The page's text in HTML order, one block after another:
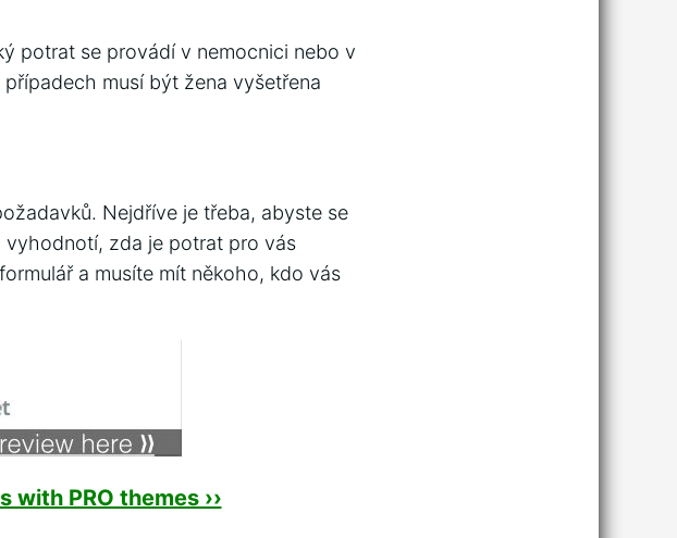
potrat se provádí v nemocnici nebo v
musí být žena vyšetřena
Nejdříve je třeba, abyste se
vyhodnotí, zda je potrat pro vás
a musíte mít někoho, kdo vás
PRO themes ››